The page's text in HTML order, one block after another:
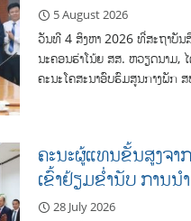
5 August 2026
ວັນທີ 4 ສິງຫາ 2026 ທີ່ສະຖາບັນ
ນະຄອນຮ່າໂນ້ຍ ສສ. ຫວຽດນາມ,
ຄະນະໂຄສະນາອົບຮົມສູນກາງພັກ
ຄະນະຜູ້ແທນຂັ້ນສູງຈາ
ເຂົ້າຢ້ຽມຂໍ່ານັບ ການນໍ
28 July 2026